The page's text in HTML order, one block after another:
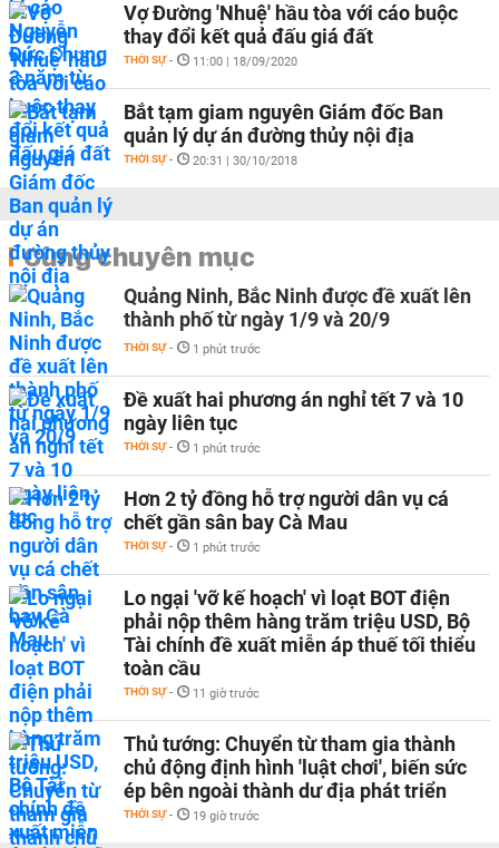
Vợ Đường 'Nhuệ' hầu tòa với cáo buộc
thay đổi kết quả đấu giá đất
THỜI SỰ - 11:00 | 18/09/2020
Bắt tạm giam nguyên Giám đốc Ban
quản lý dự án đường thủy nội địa
THỜI SỰ - 20:31 | 30/10/2018
Cùng chuyên mục
Quảng Ninh, Bắc Ninh được đề xuất lên
thành phố từ ngày 1/9 và 20/9
THỜI SỰ - 1 phút trước
Đề xuất hai phương án nghỉ tết 7 và 10
ngày liên tục
THỜI SỰ - 1 phút trước
Hơn 2 tỷ đồng hỗ trợ người dân vụ cá
chết gần sân bay Cà Mau
THỜI SỰ - 1 phút trước
Lo ngại 'vỡ kế hoạch' vì loạt BOT điện
phải nộp thêm hàng trăm triệu USD, Bộ
Tài chính đề xuất miễn áp thuế tối thiểu
toàn cầu
THỜI SỰ - 11 giờ trước
Thủ tướng: Chuyển từ tham gia thành
chủ động định hình 'luật chơi', biến sức
ép bên ngoài thành dư địa phát triển
THỜI SỰ - 19 giờ trước